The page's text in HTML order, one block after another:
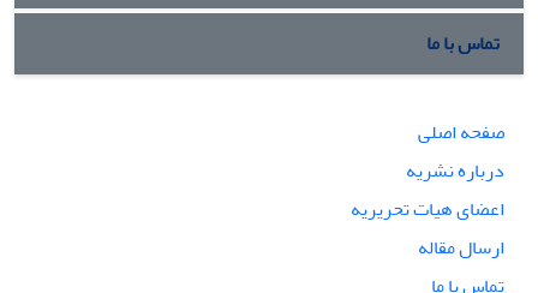
تماس با ما
صفحه اصلی
درباره نشریه
اعضای هیات تحریریه
ارسال مقاله